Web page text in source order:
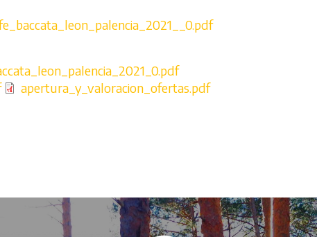
Fileapertura_y_valoracion_ofertas.pdf